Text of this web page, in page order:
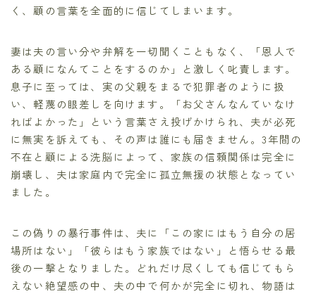
く、顧の言葉を全面的に信じてしまいます。
妻は夫の言い分や弁解を一切聞くこともなく、「恩人で
ある顧になんてことをするのか」と激しく叱責します。
息子に至っては、実の父親をまるで犯罪者のように扱
い、軽蔑の眼差しを向けます。「お父さんなんていなけ
ればよかった」という言葉さえ投げかけられ、夫が必死
に無実を訴えても、その声は誰にも届きません。3年間の
不在と顧による洗脳によって、家族の信頼関係は完全に
崩壊し、夫は家庭内で完全に孤立無援の状態となってい
ました。
この偽りの暴行事件は、夫に「この家にはもう自分の居
場所はない」「彼らはもう家族ではない」と悟らせる最
後の一撃となりました。どれだけ尽くしても信じてもら
えない絶望感の中、夫の中で何かが完全に切れ、物語は